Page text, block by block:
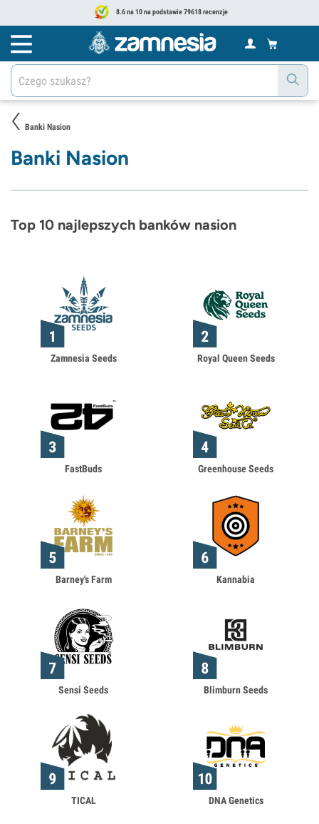
8.6 na 10 na podstawie 79618 recenzje
Banki Nasion
Banki Nasion
Top 10 najlepszych banków nasion
Zamnesia Seeds Royal Queen Seeds
FastBuds Greenhouse Seeds
Barney's Farm Kannabia
Sensi Seeds Blimburn Seeds
TICAL DNA Genetics